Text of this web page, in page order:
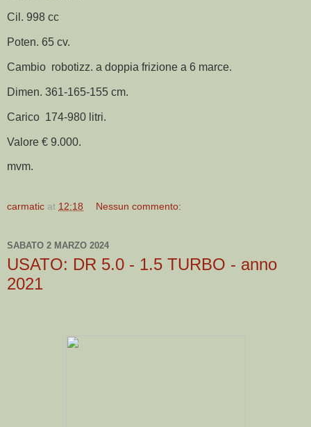
Cil. 998 cc
Poten. 65 cv.
Cambio robotizz. a doppia frizione a 6 marce.
Dimen. 361-165-155 cm.
Carico 174-980 litri.
Valore € 9.000.
mvm.
carmatic at 12:18 Nessun commento:
SABATO 2 MARZO 2024
USATO: DR 5.0 - 1.5 TURBO - anno
2021